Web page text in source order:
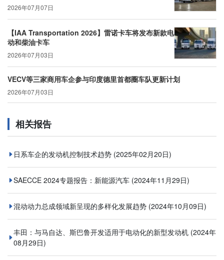
2026年07月07日
【IAA Transportation 2026】雷诺卡车将发布新款电
动和柴油卡车
2026年07月03日
VECV等三家商用车企参与印度德里首都圈车队更新计划
2026年07月03日
相关报告
日系车企的发动机控制技术趋势 (2025年02月20日)
SAECCE 2024专题报告：新能源汽车 (2024年11月29日)
混动动力总成领域新呈现的多样化发展趋势 (2024年10月09日)
丰田：与马自达、斯巴鲁开发适用于电动化的新型发动机 (2024年
08月29日)